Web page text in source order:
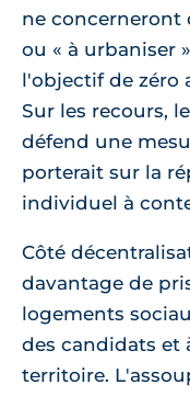
ne concerneront
ou « à urbaniser
l'objectif de zéro
Sur les recours,
défend une
porterait sur la
individuel à
Côté
davantage de
logements
des candidats et
territoire.